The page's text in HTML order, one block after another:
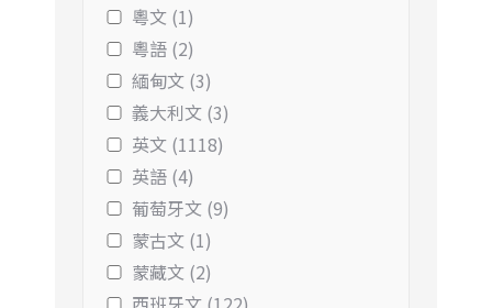
粵文 (1)
粵語 (2)
緬甸文 (3)
義大利文 (3)
英文 (1118)
英語 (4)
葡萄牙文 (9)
蒙古文 (1)
蒙藏文 (2)